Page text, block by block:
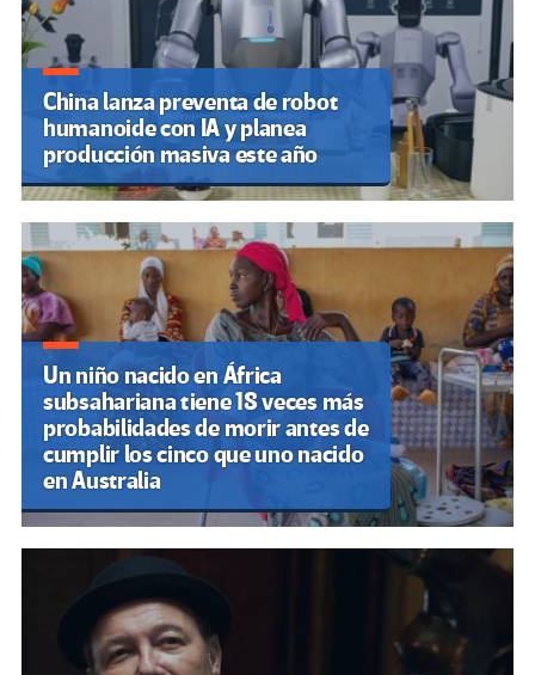
China lanza preventa de robot
humanoide con IA y planea
producción masiva este año
Un niño nacido en África
subsahariana tiene 18 veces más
probabilidades de morir antes de
cumplir los cinco que uno nacido
en Australia